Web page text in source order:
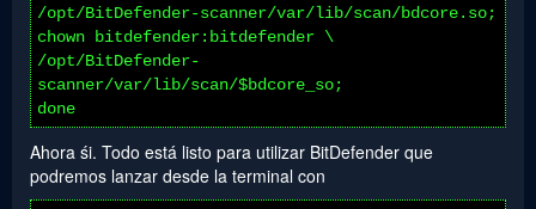
/opt/BitDefender-scanner/var/lib/scan/bdcore.so;
chown bitdefender:bitdefender \
/opt/BitDefender-
scanner/var/lib/scan/$bdcore_so;
done
Ahora śi. Todo está listo para utilizar BitDefender que
podremos lanzar desde la terminal con